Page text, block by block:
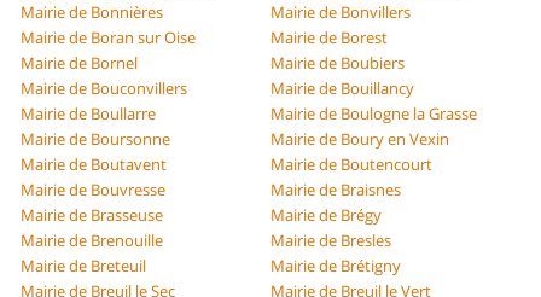
Mairie de Bonnières
Mairie de Bonvillers
Mairie de Boran sur Oise
Mairie de Borest
Mairie de Bornel
Mairie de Boubiers
Mairie de Bouconvillers
Mairie de Bouillancy
Mairie de Boullarre
Mairie de Boulogne la Grasse
Mairie de Boursonne
Mairie de Boury en Vexin
Mairie de Boutavent
Mairie de Boutencourt
Mairie de Bouvresse
Mairie de Braisnes
Mairie de Brasseuse
Mairie de Brégy
Mairie de Brenouille
Mairie de Bresles
Mairie de Breteuil
Mairie de Brétigny
Mairie de Breuil le Sec
Mairie de Breuil le Vert